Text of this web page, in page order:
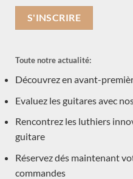
LES GUITARES DE
PEU
LES OCCASIONS EN
Toute notre actualité:
Découvrez en avant-
Evaluez les guitares avec
Rencontrez les luthiers
guitare
Réservez dés maintenant
commandes